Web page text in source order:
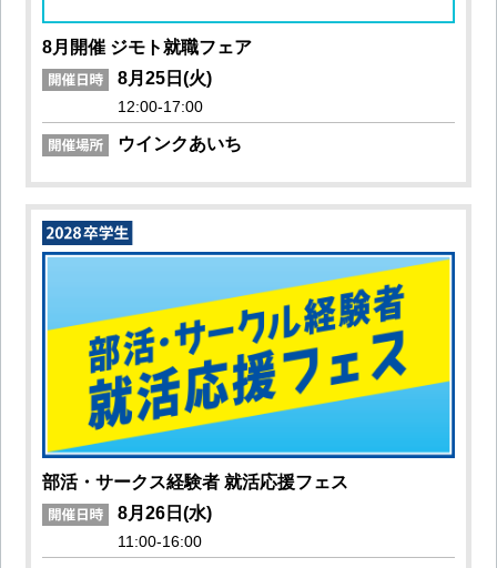
8月開催 ジモト就職フェア
8月25日(火)
12:00-17:00
ウインクあいち
部活・サークス経験者 就活応援フェス
8月26日(水)
11:00-16:00